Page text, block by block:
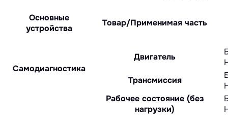
Основные
устройства
Товар/Применимая часть
Самодиагностика
Двигатель
Трансмиссия
Рабочее состояние (без
нагрузки)